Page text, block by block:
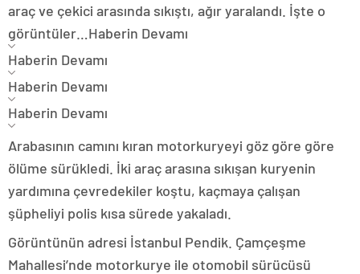
araç ve çekici arasında sıkıştı, ağır yaralandı. İşte o
görüntüler… Haberin Devamı
Haberin Devamı
Haberin Devamı
Haberin Devamı
Arabasının camını kıran motorkuryeyi göz göre göre
ölüme sürükledi. İki araç arasına sıkışan kuryenin
yardımına çevredekiler koştu, kaçmaya çalışan
şüpheliyi polis kısa sürede yakaladı.
Görüntünün adresi İstanbul Pendik. Çamçeşme
Mahallesi’nde motorkurye ile otomobil sürücüsü